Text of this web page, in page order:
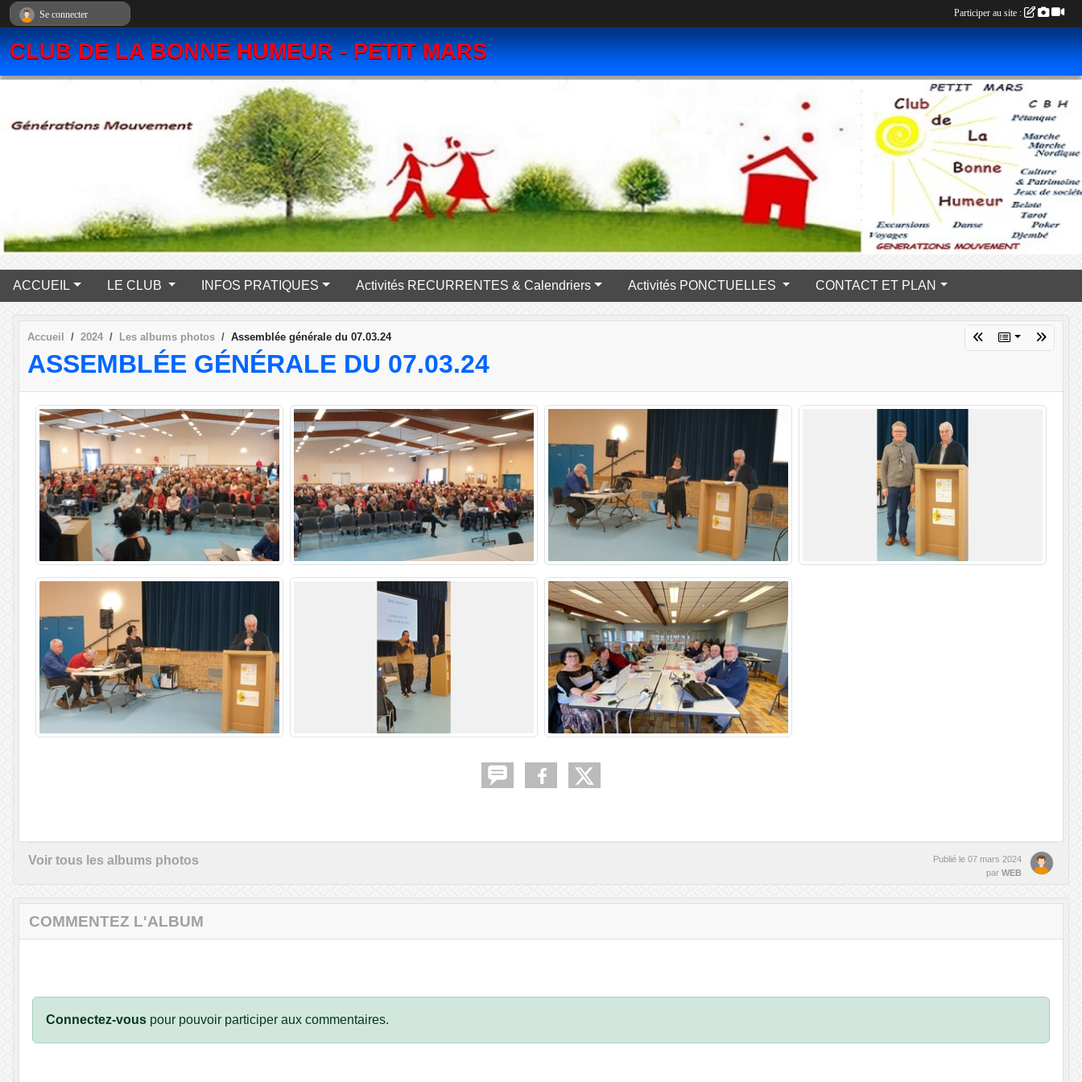
CLUB DE LA BONNE HUMEUR - PETIT MARS
ACCUEIL LE CLUB INFOS PRATIQUES Activités RECURRENTES & Calendriers Activités PONCTUELLES CONTACT ET PLAN
Accueil 2024 Les albums photos Assemblée générale du 07.03.24
ASSEMBLÉE GÉNÉRALE DU 07.03.24
Voir tous les albums photos Publié le 07 mars 2024
par WEB
COMMENTEZ L'ALBUM
Connectez-vous pour pouvoir participer aux commentaires.
Se connecter Participer au site :
Panneau de gestion des cookies